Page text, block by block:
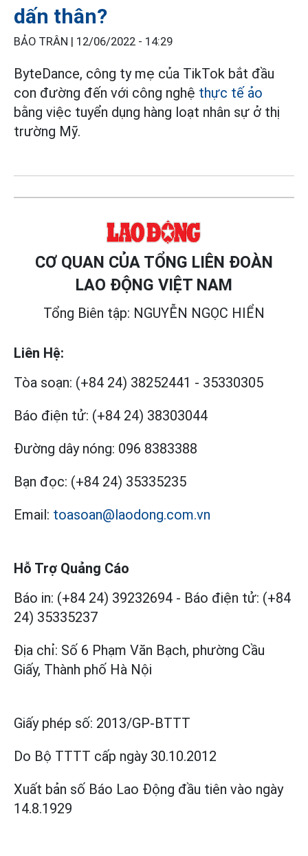
dấn thân?
BẢO TRÂN | 12/06/2022 - 14:29
ByteDance, công ty mẹ của TikTok bắt đầu
con đường đến với công nghệ thực tế ảo
bằng việc tuyển dụng hàng loạt nhân sự ở thị
trường Mỹ.
CƠ QUAN CỦA TỔNG LIÊN ĐOÀN
LAO ĐỘNG VIỆT NAM
Tổng Biên tập: NGUYỄN NGỌC HIỂN
Liên Hệ:
Tòa soạn: (+84 24) 38252441 - 35330305
Báo điện tử: (+84 24) 38303044
Đường dây nóng: 096 8383388
Bạn đọc: (+84 24) 35335235
Email: toasoan@laodong.com.vn
Hỗ Trợ Quảng Cáo
Báo in: (+84 24) 39232694 - Báo điện tử: (+84
24) 35335237
Địa chỉ: Số 6 Phạm Văn Bạch, phường Cầu
Giấy, Thành phố Hà Nội
Giấy phép số: 2013/GP-BTTT
Do Bộ TTTT cấp ngày 30.10.2012
Xuất bản số Báo Lao Động đầu tiên vào ngày
14.8.1929